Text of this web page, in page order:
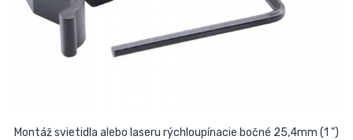
Montáž svietidla alebo laseru rýchloupínacie bočné 25,4mm (1 ")